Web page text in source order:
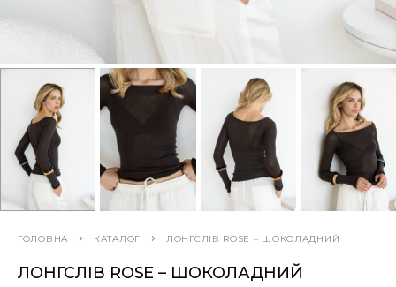
ГОЛОВНА КАТАЛОГ ЛОНГСЛІВ ROSE – ШОКОЛАДНИЙ
ЛОНГСЛІВ ROSE – ШОКОЛАДНИЙ